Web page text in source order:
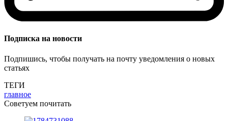
Подписка на новости
Подпишись, чтобы получать на почту уведомления о новых
статьях
ТЕГИ
главное
Советуем почитать